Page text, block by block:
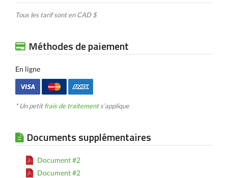
Tous les tarif sont en CAD $
Méthodes de paiement
En ligne
* Un petitfrais de traitements’applique
Documents supplémentaires
Document #2
Document #2